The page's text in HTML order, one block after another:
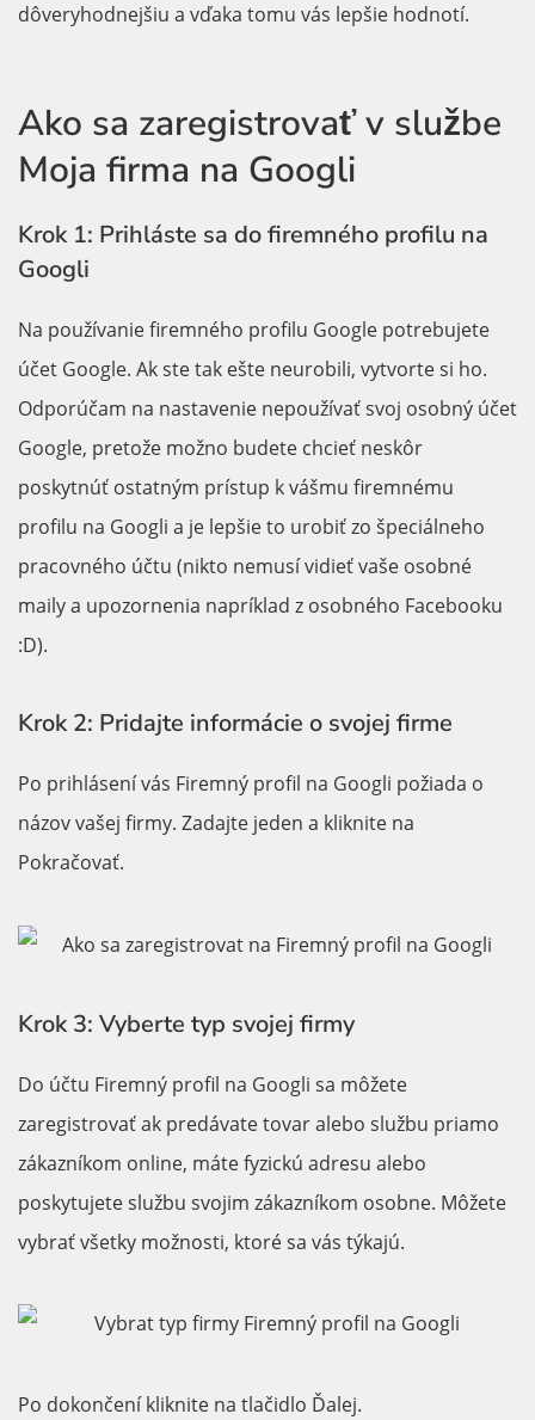
dôveryhodnejšiu a vďaka tomu vás lepšie hodnotí.
Ako sa zaregistrovať v službe
Moja firma na Googli
Krok 1: Prihláste sa do firemného profilu na
Googli
Na používanie firemného profilu Google potrebujete
účet Google. Ak ste tak ešte neurobili, vytvorte si ho.
Odporúčam na nastavenie nepoužívať svoj osobný účet
Google, pretože možno budete chcieť neskôr
poskytnúť ostatným prístup k vášmu firemnému
profilu na Googli a je lepšie to urobiť zo špeciálneho
pracovného účtu (nikto nemusí vidieť vaše osobné
maily a upozornenia napríklad z osobného Facebooku
:D).
Krok 2: Pridajte informácie o svojej firme
Po prihlásení vás Firemný profil na Googli požiada o
názov vašej firmy. Zadajte jeden a kliknite na
Pokračovať.
Krok 3: Vyberte typ svojej firmy
Do účtu Firemný profil na Googli sa môžete
zaregistrovať ak predávate tovar alebo službu priamo
zákazníkom online, máte fyzickú adresu alebo
poskytujete službu svojim zákazníkom osobne. Môžete
vybrať všetky možnosti, ktoré sa vás týkajú.
Po dokončení kliknite na tlačidlo Ďalej.